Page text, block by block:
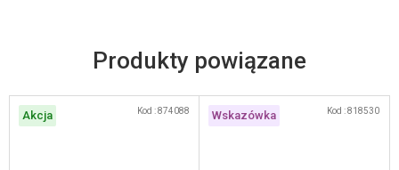
Produkty powiązane
Akcja Kod :874088 Wskazówka Kod :818530